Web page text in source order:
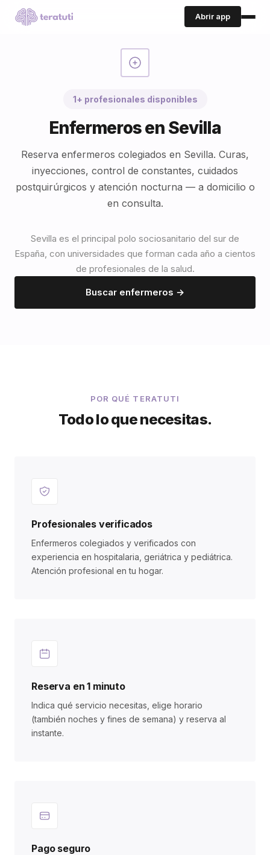
Abrir app
1+ profesionales disponibles
Enfermeros en Sevilla
Reserva enfermeros colegiados en Sevilla. Curas,
inyecciones, control de constantes, cuidados
postquirúrgicos y atención nocturna — a domicilio o
en consulta.
Sevilla es el principal polo sociosanitario del sur de
España, con universidades que forman cada año a cientos
de profesionales de la salud.
Buscar enfermeros →
POR QUÉ TERATUTI
Todo lo que necesitas.
Profesionales verificados
Enfermeros colegiados y verificados con
experiencia en hospitalaria, geriátrica y pediátrica.
Atención profesional en tu hogar.
Reserva en 1 minuto
Indica qué servicio necesitas, elige horario
(también noches y fines de semana) y reserva al
instante.
Pago seguro